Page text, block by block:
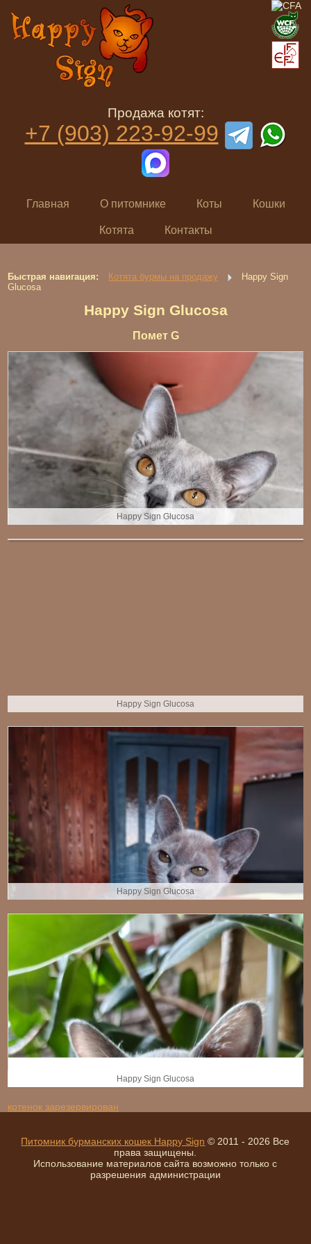
Продажа котят:
+7 (903) 223-92-99
Главная О питомнике Коты Кошки
Котята Контакты
Быстрая навигация: Котята бурмы на продажу
Happy Sign
Glucosа
Happy Sign Glucosа
Помет G
Happy Sign Glucosа
Happy Sign Glucosа
Happy Sign Glucosа
Happy Sign Glucosа
котенок зарезервирован
Питомник бурманских кошек Happy Sign © 2011 - 2026 Все
права защищены.
Использование материалов сайта возможно только с
разрешения администрации